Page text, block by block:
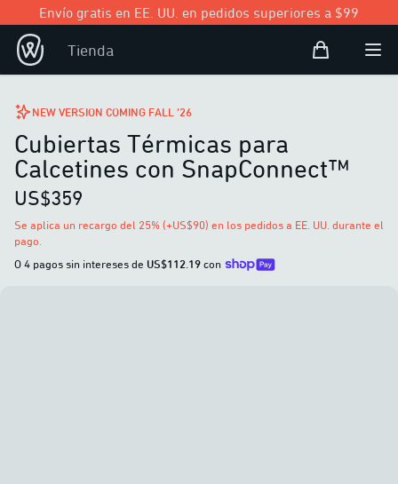
Envío gratis en EE. UU. en pedidos superiores a $99
Tienda Bolsa de
Open
NEW VERSION COMING FALL ’26
Cubiertas Térmicas para
Calcetines con SnapConnect™
US$359
Se aplica un recargo del 25% (+US$90) en los pedidos a EE. UU. durante el
pago.
O 4 pagos sin intereses de US$112.19con